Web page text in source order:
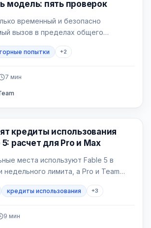
модель: пять проверок
временный и безопасно
вызов в пределах общего
для этого процесса.
попытки +2
7 мин
кредиты использования
расчет для Pro и Max
места используют Fable 5 в
недельного лимита, а Pro и Team
кредиты использования +3
9 мин